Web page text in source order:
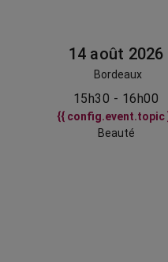
14 août 2026
Bordeaux
15h30 - 16h00
{{ config.event.topic
Beauté